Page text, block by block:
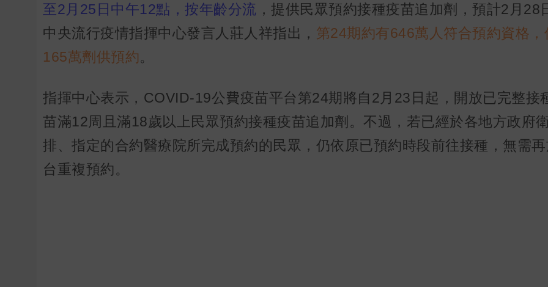
至2月25日中午12點，按年齡分流 ，提供民眾預約接種疫苗追加劑，預計2月28
中央流行疫情指揮中心發言人莊人祥指出， 第24期約有646萬人符合預約資格，
165萬劑供預約。
指揮中心表示，COVID-19公費疫苗平台第24期將自2月23日起，開放已完整接
苗滿12周且滿18歲以上民眾預約接種疫苗追加劑。不過，若已經於各地方政府
排、指定的合約醫療院所完成預約的民眾，仍依原已預約時段前往接種，無需
台重複預約。